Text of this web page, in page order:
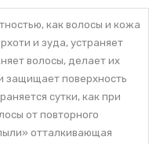
как волосы и кожа
и зуда, устраняет
волосы, делает их
защищает поверхность
сутки, как при
от повторного
отталкивающая